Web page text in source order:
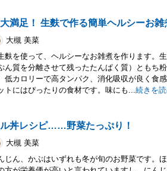
満足！ 生麩で作る簡単ヘルシーお雑
大槻 美菜
麩を使って、ヘルシーなお雑煮を作ります。
ん質を分離させて残ったたんぱく質）ともち
低カロリーで高タンパク、消化吸収が良く食
トにはぴったりの食材です。味にも...続きを
丼レシピ……野菜たっぷり！
大槻 美菜
じん、かぶはいずれも冬が旬のお野菜です。